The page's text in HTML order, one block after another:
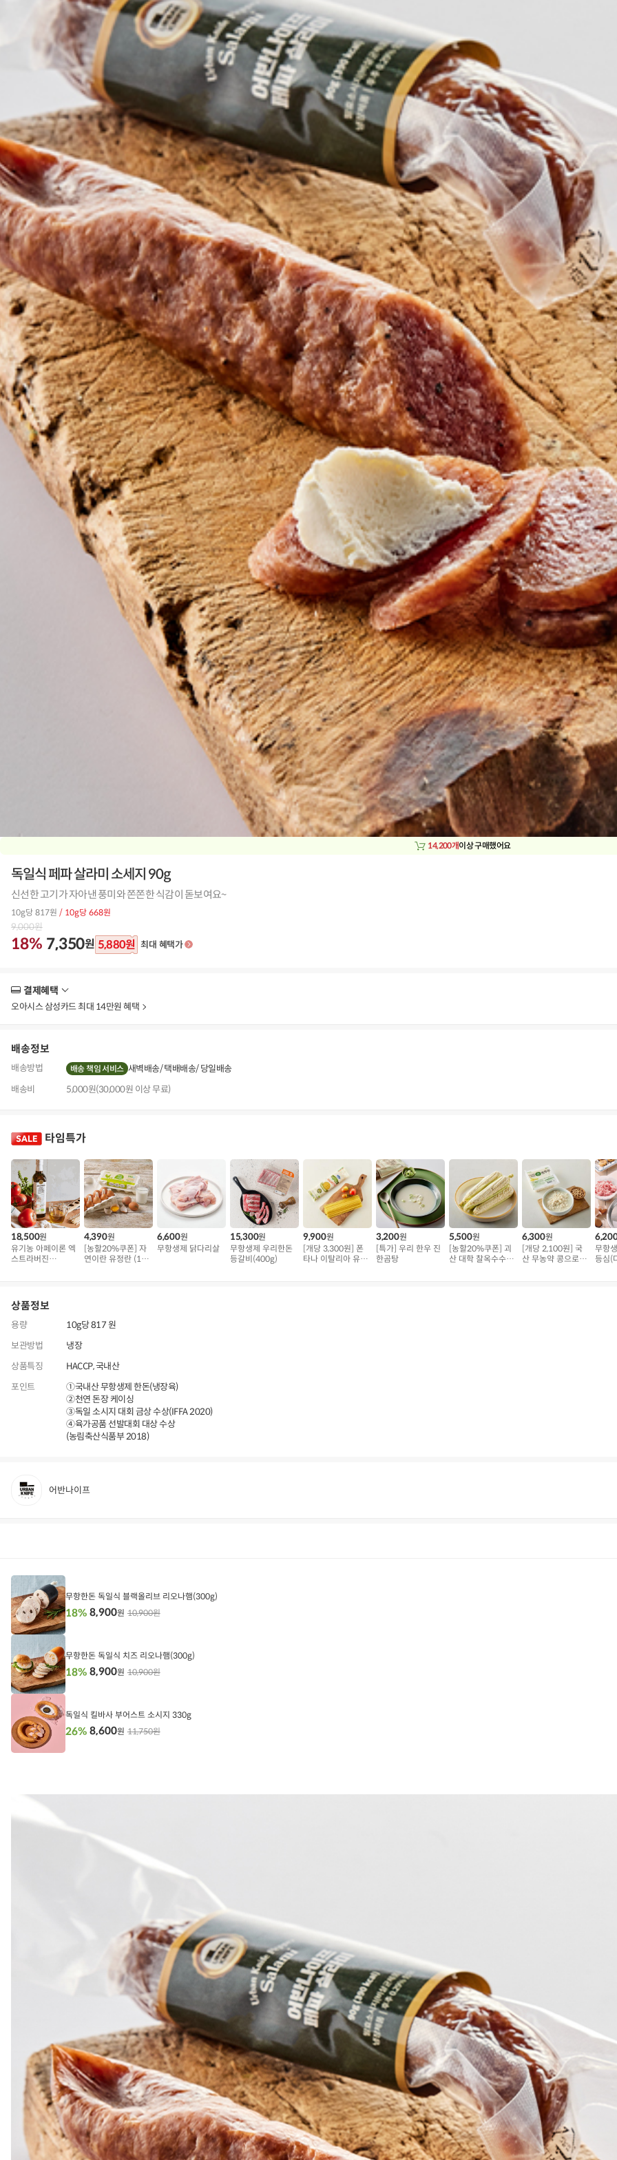
14,200개이상 구매했어요
독일식 페파 살라미 소세지 90g
신선한 고기가 자아낸 풍미와 쫀쫀한 식감이 돋보여요~
10g당 817원 / 10g당 668원
9,000원
18% 7,350원 5,880원 최대 혜택가
결제혜택
보
오아시스 삼성카드 최대 14만원 혜택
배송정보
배송방법 배송 책임 서비스 새벽배송 택배배송 당일배송
배송비
5,000원(30,000원 이상 무료)
타임특가
18,500원
유기농 아페이론 엑
스트라버진
4,390원
[농할20%쿠폰] 자
연이란 유정란 (10
6,600원
무항생제 닭다리살
15,300원
무항생제 우리한돈
등갈비(400g)
9,900원
[개당 3,300원] 폰
타나 이탈리아 유기
3,200원
[특가] 우리 한우 진
한곰탕
5,500원
[농할20%쿠폰] 괴
산 대학 찰옥수수 5
6,300원
[개당 2,100원] 국
산 무농약 콩으로
무항
등심(
상품정보
용량
10g당 817 원
보관방법
냉장
상품특징
HACCP, 국내산
포인트
①국내산 무항생제 한돈(냉장육)
②천연 돈장 케이싱
③독일 소시지 대회 금상 수상(IFFA 2020)
④육가공품 선발대회 대상 수상
(농림축산식품부 2018)
어반나이프
상
정
보
담
기
무항한돈 독일식 블랙올리브 리오나햄(300g)
10,900원
18% 8,900원
담
무항한돈 독일식 치즈 리오나햄(300g)
10,900원
18% 8,900원
담
독일식 킬바사 부어스트 소시지 330g
11,750원
26% 8,600원